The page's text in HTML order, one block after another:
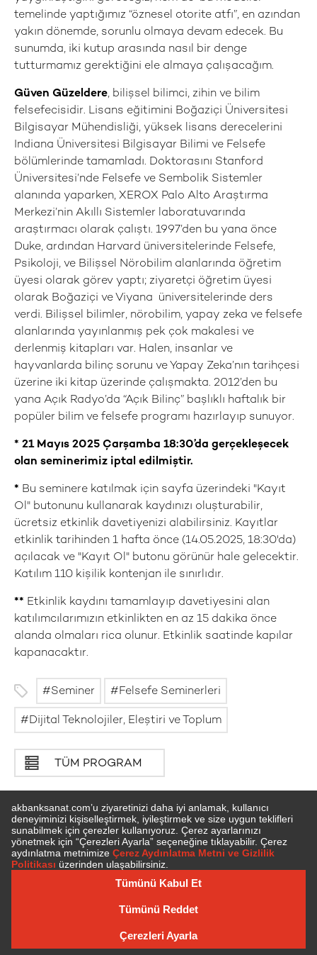
temelinde yaptığımız “öznesel otorite atfı”, en azından
yakın dönemde, sorunlu olmaya devam edecek. Bu
sunumda, iki kutup arasında nasıl bir denge
tutturmamız gerektiğini ele almaya çalışacağım.
Güven Güzeldere, bilişsel bilimci, zihin ve bilim
felsefecisidir. Lisans eğitimini Boğaziçi Üniversitesi
Bilgisayar Mühendisliği, yüksek lisans derecelerini
Indiana Üniversitesi Bilgisayar Bilimi ve Felsefe
bölümlerinde tamamladı. Doktorasını Stanford
Üniversitesi’nde Felsefe ve Sembolik Sistemler
alanında yaparken, XEROX Palo Alto Araştırma
Merkezi’nin Akıllı Sistemler laboratuvarında
araştırmacı olarak çalıştı. 1997’den bu yana önce
Duke, ardından Harvard üniversitelerinde Felsefe,
Psikoloji, ve Bilişsel Nörobilim alanlarında öğretim
üyesi olarak görev yaptı; ziyaretçi öğretim üyesi
olarak Boğaziçi ve Viyana üniversitelerinde ders
verdi. Bilişsel bilimler, nörobilim, yapay zeka ve felsefe
alanlarında yayınlanmış pek çok makalesi ve
derlenmiş kitapları var. Halen, insanlar ve
hayvanlarda bilinç sorunu ve Yapay Zeka’nın tarihçesi
üzerine iki kitap üzerinde çalışmakta. 2012’den bu
yana Açık Radyo’da “Açık Bilinç” başlıklı haftalık bir
popüler bilim ve felsefe programı hazırlayıp sunuyor.
* 21 Mayıs 2025 Çarşamba 18:30’da gerçekleşecek
olan seminerimiz iptal edilmiştir.
* Bu seminere katılmak için sayfa üzerindeki "Kayıt
Ol" butonunu kullanarak kaydınızı oluşturabilir,
ücretsiz etkinlik davetiyenizi alabilirsiniz. Kayıtlar
etkinlik tarihinden 1 hafta önce (14.05.2025, 18:30'da)
açılacak ve "Kayıt Ol" butonu görünür hale gelecektir.
Katılım 110 kişilik kontenjan ile sınırlıdır.
** Etkinlik kaydını tamamlayıp davetiyesini alan
katılımcılarımızın etkinlikten en az 15 dakika önce
alanda olmaları rica olunur. Etkinlik saatinde kapılar
kapanacaktır.
Seminer Felsefe Seminerleri
Dijital Teknolojiler, Eleştiri ve Toplum
TÜM PROGRAM